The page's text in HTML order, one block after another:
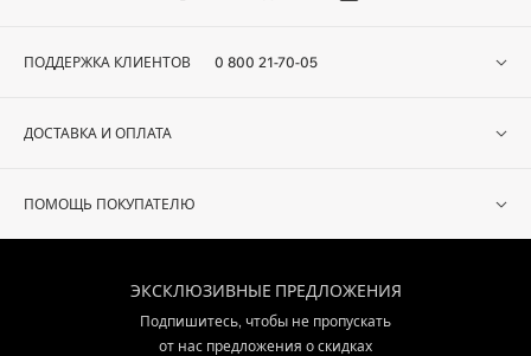
ПОДДЕРЖКА КЛИЕНТОВ 0 800 21-70-05
ДОСТАВКА И ОПЛАТА
ПОМОЩЬ ПОКУПАТЕЛЮ
ЭКСКЛЮЗИВНЫЕ ПРЕДЛОЖЕНИЯ
Подпишитесь, чтобы не пропускать
от нас предложения о скидках